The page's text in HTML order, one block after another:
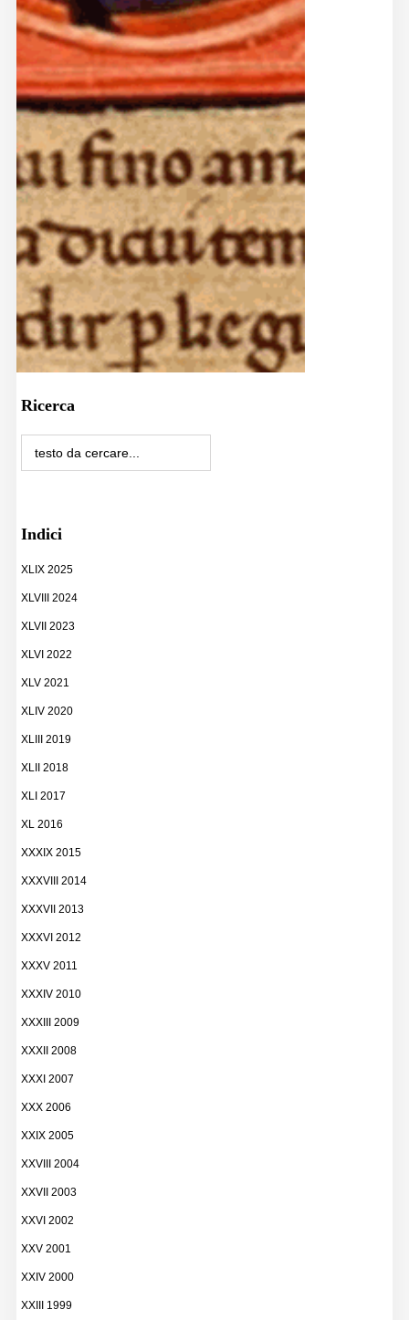
Ricerca
Indici
XLIX 2025
XLVIII 2024
XLVII 2023
XLVI 2022
XLV 2021
XLIV 2020
XLIII 2019
XLII 2018
XLI 2017
XL 2016
XXXIX 2015
XXXVIII 2014
XXXVII 2013
XXXVI 2012
XXXV 2011
XXXIV 2010
XXXIII 2009
XXXII 2008
XXXI 2007
XXX 2006
XXIX 2005
XXVIII 2004
XXVII 2003
XXVI 2002
XXV 2001
XXIV 2000
XXIII 1999